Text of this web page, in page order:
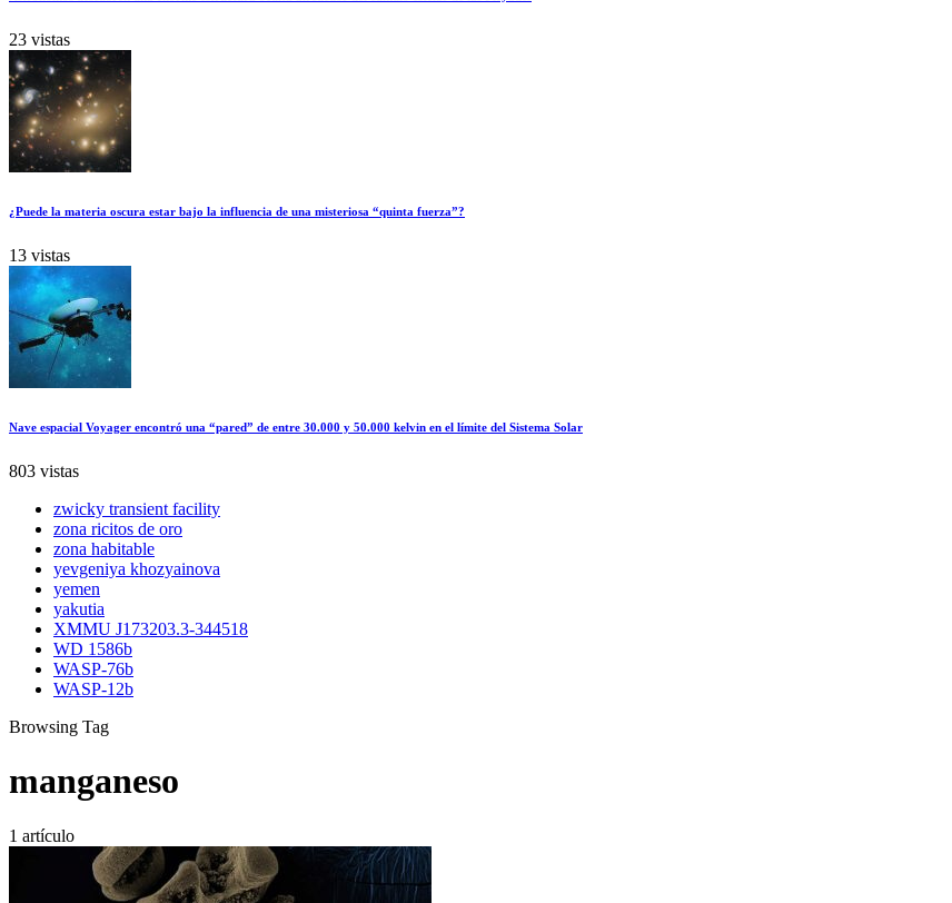
23 vistas
¿Puede la materia oscura estar bajo la influencia de una misteriosa “quinta fuerza”?
13 vistas
Nave espacial Voyager encontró una “pared” de entre 30.000 y 50.000 kelvin en el límite del Sistema Solar
803 vistas
zwicky transient facility
zona ricitos de oro
zona habitable
yevgeniya khozyainova
yemen
yakutia
XMMU J173203.3-344518
WD 1586b
WASP-76b
WASP-12b
Browsing Tag
manganeso
1 artículo